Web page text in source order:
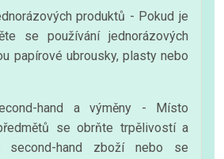
produktů - Pokud je
se používání jednorázových
papírové ubrousky, plasty nebo
hand a výměny - Místo
se obrňte trpělivostí a
second-hand zboží nebo se